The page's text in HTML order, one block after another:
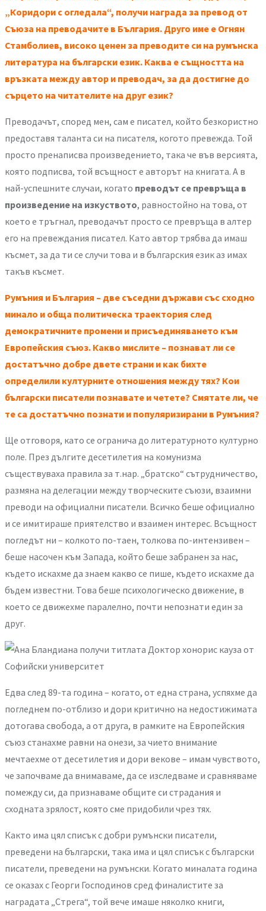
„Коридори с огледала“, получи награда за превод от
Съюза на преводачите в България. Друго име е Огнян
Стамболиев, високо ценен за преводите си на румънска
литература на български език. Каква е същността на
връзката между автор и преводач, за да достигне до
сърцето на читателите на друг език?
Преводачът, според мен, сам е писател, който безкористно
предоставя таланта си на писателя, когото превежда. Той
просто пренаписва произведението, така че във версията,
която подписва, той всъщност е авторът на книгата. А в
най-успешните случаи, когато преводът се превръща в
произведение на изкуството, равностойно на това, от
което е тръгнал, преводачът просто се превръща в алтер
его на превеждания писател. Като автор трябва да имаш
късмет, за да ти се случи това и в българския език аз имах
такъв късмет.
Румъния и България – две съседни държави със сходно
минало и обща политическа траектория след
демократичните промени и присъединяването към
Европейския съюз. Какво мислите – познават ли се
достатъчно добре двете страни и как бихте
определили културните отношения между тях? Кои
български писатели познавате и четете? Смятате ли, че
те са достатъчно познати и популяризирани в Румъния?
Ще отговоря, като се огранича до литературното културно
поле. През дългите десетилетия на комунизма
съществуваха правила за т.нар. „братско“ сътрудничество,
размяна на делегации между творческите съюзи, взаимни
преводи на официални писатели. Всичко беше официално
и се имитираше приятелство и взаимен интерес. Всъщност
погледът ни – колкото по-таен, толкова по-интензивен –
беше насочен към Запада, който беше забранен за нас,
където искахме да знаем какво се пише, където искахме да
бъдем известни. Това беше психологическо движение, в
което се движехме паралелно, почти непознати един за
друг.
Едва след 89-та година – когато, от една страна, успяхме да
погледнем по-отблизо и дори критично на недостижимата
дотогава свобода, а от друга, в рамките на Европейския
съюз станахме равни на онези, за чието внимание
мечтаехме от десетилетия и дори векове – имам чувството,
че започваме да внимаваме, да се изследваме и сравняваме
помежду си, да признаваме общите си страдания и
сходната зрялост, която сме придобили чрез тях.
Както има цял списък с добри румънски писатели,
преведени на български, така има и цял списък с български
писатели, преведени на румънски. Когато миналата година
се оказах с Георги Господинов сред финалистите за
наградата „Стрега“, той вече имаше няколко книги,